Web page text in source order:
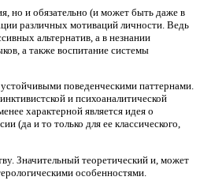
но и обязательно (и может быть даже в
различных мотиваций личности. Ведь
альтернатив, а в незнании
а также воспитание системы
поведенческими паттернами.
и психоаналитической
характерной является идея о
(да и то только для ее классического,
Значительный теоретический и, может
особенностями.